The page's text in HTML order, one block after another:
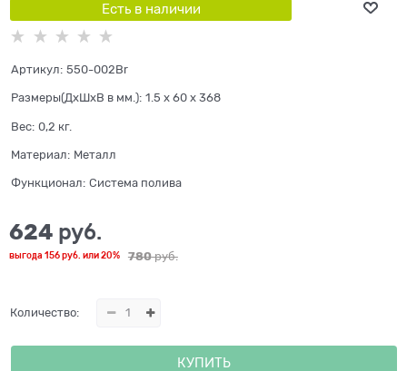
Есть в наличии
Артикул: 550-002Br
Размеры(ДхШхВ в мм.): 1.5 x 60 x 368
Вес: 0,2 кг.
Материал: Металл
Функционал: Система полива
780 руб.
624 руб.
выгода 156 руб. или20%
Количество:
КУПИТЬ